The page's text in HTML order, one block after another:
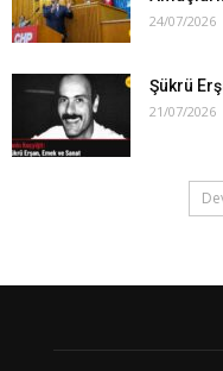
24/07/2026
Şükrü
21/07/2026